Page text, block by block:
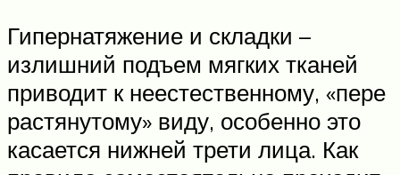
Гипернатяжение и складки –
излишний подъем мягких тканей
приводит к неестественному, «пере
растянутому» виду, особенно это
касается нижней трети лица. Как